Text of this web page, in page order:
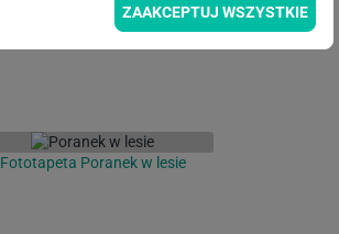
Fototapeta Poranek w lesie
ZAAKCEPTUJ WSZYSTKIE